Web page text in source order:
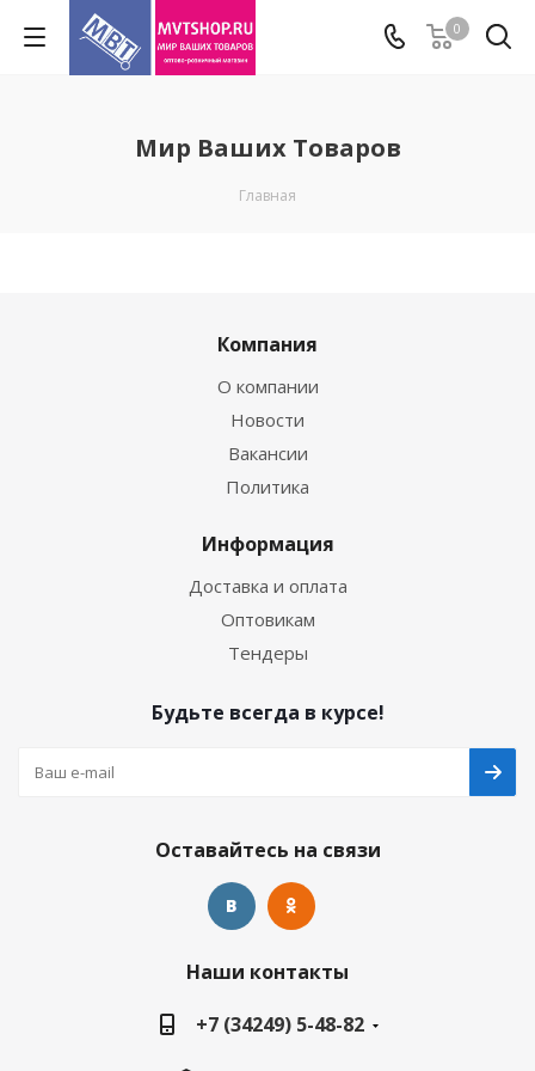
0
Мир Ваших Товаров
Главная
Компания
О компании
Новости
Вакансии
Политика
Информация
Доставка и оплата
Оптовикам
Тендеры
Будьте всегда в курсе!
Оставайтесь на связи
Наши контакты
+7 (34249) 5-48-82